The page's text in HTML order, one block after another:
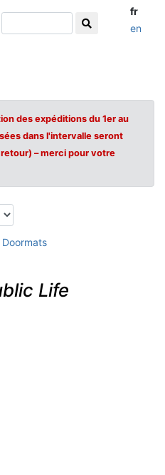
fr
en
des expéditions du 1er au
dans l'intervalle seront
– merci pour votre
Doormats
Life